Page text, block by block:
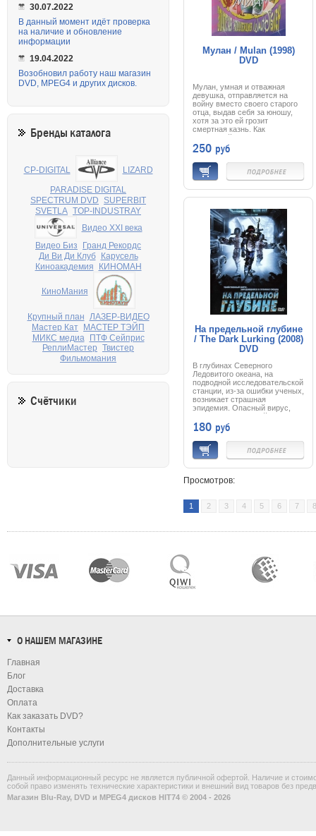
Мулан / Mulan (1998)
DVD
Мулан, умная и отважная
девушка, отправляется на
войну вместо своего старого
отца, выдав себя за юношу,
хотя за это ей грозит
смертная казнь. Как
настоящий солдат, Мулан
сильна и вынослива,
бесстрашна и находчива. Эти
качества, а также маленький
дракончик Мушу, Сверчок,
якобы приносящий удачу, и
верный конь помогут ей
одержать победу над
обрести хороших друзей и
найти настоящую любовь...
250 руб
На предельной глубине
/ The Dark Lurking (2008)
DVD
В глубинах Северного
Ледовитого океана, на
подводной исследовательской
станции, из-за ошибки ученых,
возникает страшная
эпидемия. Опасный вирус,
попав в кровь людей,
превращает их в зомби.
Одной царапины достаточно,
чтобы в организме начался
необратимый процесс
мутации.
Потеряв связь со станцией,
дно спасательную
место, солдаты спецназа
обнаруживают, что огромное
от спасателей зависит судьба
глубины, он уничтожит все
180 руб
Просмотров:
1 2 3 4 5 6 7 8
30.07.2022
В данный момент идёт проверка
на наличие и обновление
информации
19.04.2022
Возобновил работу наш магазин
DVD, MPEG4 и других дисков.
Бренды каталога
CP-DIGITAL LIZARD
PARADISE DIGITAL
SPECTRUM DVD SUPERBIT
SVETLA TOP-INDUSTRAY
Видео XXI века
Видео Биз
Гранд Рекордс
Ди Ви Ди Клуб
Карусель
Киноакадемия
КИНОМАН
КиноМания
Крупный план ЛАЗЕР-ВИДЕО
Мастер Кат МАСТЕР ТЭЙП
МИКС медиа
ПТФ Сейприс
РеплиМастер Твистер
Фильмомания
Счётчики
О НАШЕМ МАГАЗИНЕ
Главная
Блог
Доставка
Оплата
Как заказать DVD?
Контакты
Дополнительные услуги
Данный информационный ресурс не является публичной офертой. Наличие и
собой право изменять технические характеристики и внешний вид товаров без
Магазин Blu-Ray, DVD и MPEG4 дисков HIT74 © 2004 - 2026